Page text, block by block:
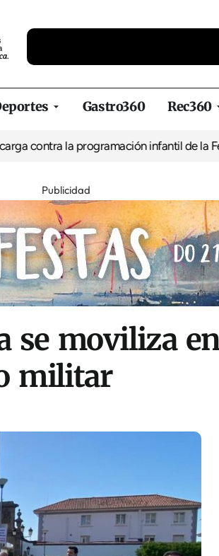
Gastro360 Rec360
la programación infantil de la Feria de
Publicidad
se moviliza
militar